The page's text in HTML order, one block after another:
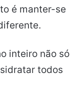
é manter-se
inteiro não só
todos